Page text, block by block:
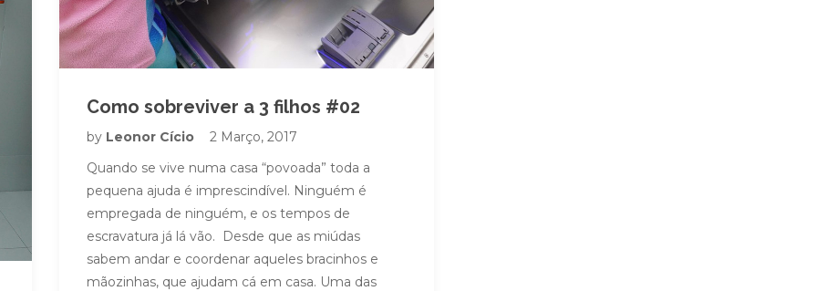
Como sobreviver a 3 filhos #02
by Leonor Cício
2 Março, 2017
Quando se vive numa casa “povoada” toda a
pequena ajuda é imprescindível. Ninguém é
empregada de ninguém, e os tempos de
escravatura já lá vão. Desde que as miúdas
sabem andar e coordenar aqueles bracinhos e
mãozinhas, que ajudam cá em casa. Uma das